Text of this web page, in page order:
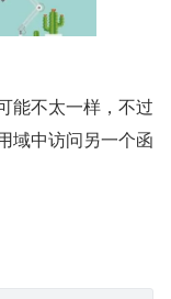
能不太一样，不过
域中访问另一个函